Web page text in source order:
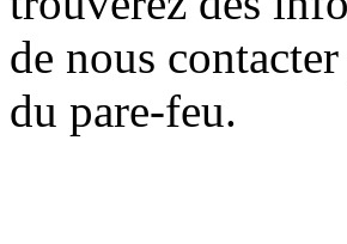
de nous
du pare-feu.